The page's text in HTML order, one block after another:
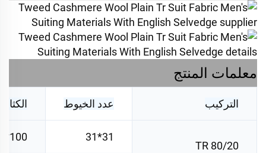
معلمات المنتج
التركيب عدد الخيوط
TR 80/20
31*31
100*69